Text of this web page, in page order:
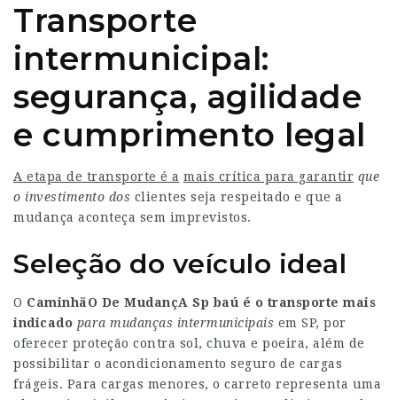
Transporte
intermunicipal:
segurança, agilidade
e cumprimento legal
A etapa de transporte é a mais crítica para garantir que
o investimento dos clientes seja respeitado e que a
mudança aconteça sem imprevistos.
Seleção do veículo ideal
O CaminhãO De MudançA Sp baú é o transporte mais
indicado para mudanças intermunicipais em SP, por
oferecer proteção contra sol, chuva e poeira, além de
possibilitar o acondicionamento seguro de cargas
frágeis. Para cargas menores, o carreto representa uma